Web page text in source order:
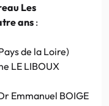
Les
ans :
de la Loire)
LE LIBOUX
Emmanuel BOIGE